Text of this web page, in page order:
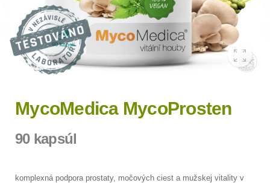
MycoMedica MycoProsten
90 kapsúl
komplexná podpora prostaty, močových ciest a mužskej vitality v